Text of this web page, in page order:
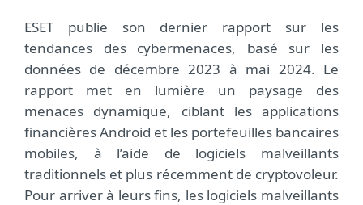
ESET publie son dernier rapport sur les
tendances des cybermenaces, basé sur les
données de décembre 2023 à mai 2024. Le
rapport met en lumière un paysage des
menaces dynamique, ciblant les applications
financières Android et les portefeuilles bancaires
mobiles, à l’aide de logiciels malveillants
traditionnels et plus récemment de cryptovoleur.
Pour arriver à leurs fins, les logiciels malveillants